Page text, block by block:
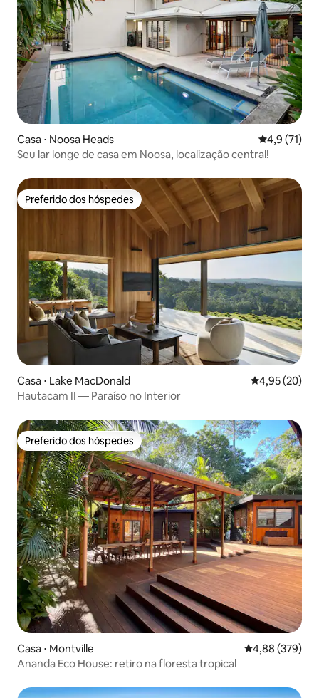
Casa ⋅ Noosa Heads 4,9 de uma
4,9 (71)
Seu lar longe de casa em Noosa, localização central!
Preferido dos hóspedes
Preferido dos hóspedes
Casa ⋅ Lake MacDonald 4,95 de uma
4,95 (20)
Hautacam II — Paraíso no Interior
Preferido dos hóspedes
Preferido dos hóspedes
Casa ⋅ Montville 4,88 de uma
4,88 (379)
Ananda Eco House: retiro na floresta tropical